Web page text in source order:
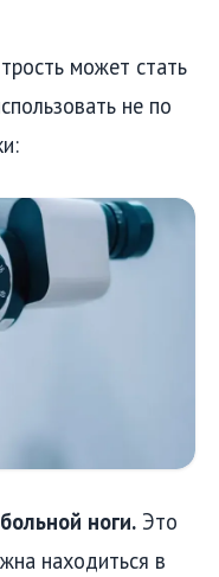
может стать
не по
ноги. Это
находиться в